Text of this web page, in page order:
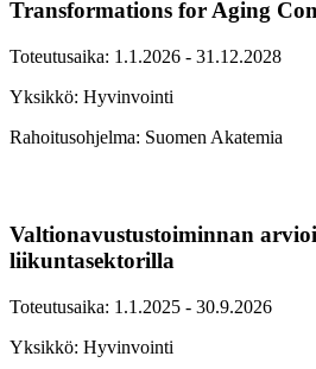
Transformations for Aging
Toteutusaika: 1.1.2026 - 31.12.2028
Yksikkö: Hyvinvointi
Rahoitusohjelma: Suomen Akatemia
Valtionavustustoiminnan
liikuntasektorilla
Toteutusaika: 1.1.2025 - 30.9.2026
Yksikkö: Hyvinvointi